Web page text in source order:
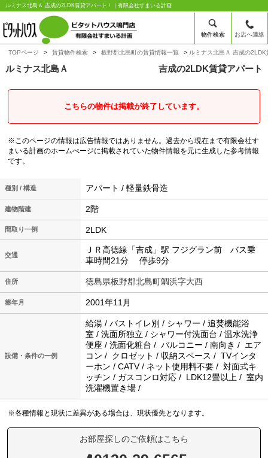
物件検索 お店へ連絡
ルミナス北島Ａ 吉成の2LDK賃貸アパート！｜有限会社すまいる計画
TOPページ 賃貸物件検索 板野郡北島町の賃貸情報一覧 ルミナス北島Ａ 吉成の2LDK
ルミナス北島Ａ 吉成の2LDK賃貸アパート
こちらの物件は掲載が終了しています。
※このページの情報は広告情報ではありません。過去から現在まで有限会社す
まいる計画のホームぺージに掲載されていた物件情報を元に生成した参考情報
です。
種別 / 構造 アパート / 軽量鉄骨造
建物階建 2階
間取り一例 2LDK
交通
ＪＲ高徳線「吉成」駅 フジグラン前 バス乗
車時間21分 停歩9分
住所 徳島県板野郡北島町鯛浜字大西
築年月 2001年11月
設備・条件の一例
給湯 / バストイレ別 / シャワー / 追焚機能浴
室 / 洗面所独立 / シャワー付洗面台 / 温水洗浄
便座 / 洗面化粧台 / バルコニー / 南向き / エア
コン / クロゼット / 収納スペース / TVインタ
ーホン / CATV / ネット使用料不要 / 対面式キ
ッチン / ガスコンロ対応 / LDK12畳以上 / 室内
洗濯機置き場 /
※各種情報と現状に差異がある場合は、現状優先となります。
お部屋探しのご依頼はこちら